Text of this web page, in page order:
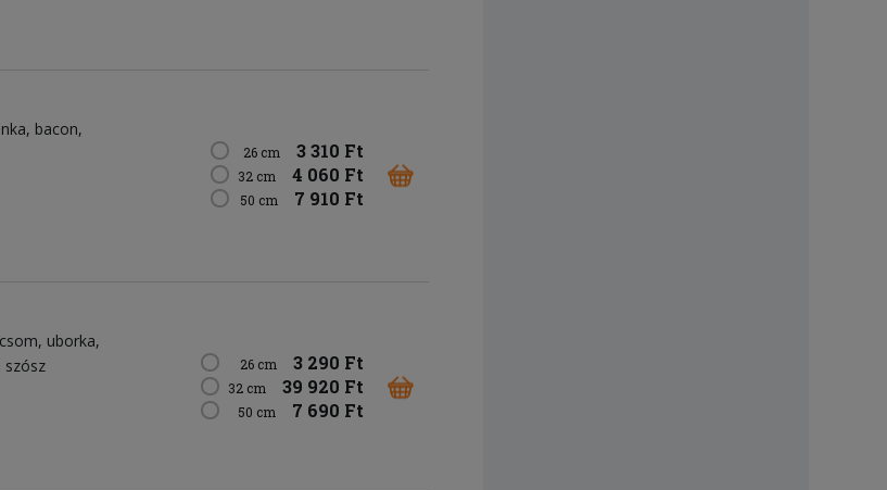
bacon
26 cm 3 310 Ft
32 cm 4 060 Ft
50 cm 7 910 Ft
uborka
szósz 26 cm 3 290 Ft
32 cm 39 920 Ft
50 cm 7 690 Ft